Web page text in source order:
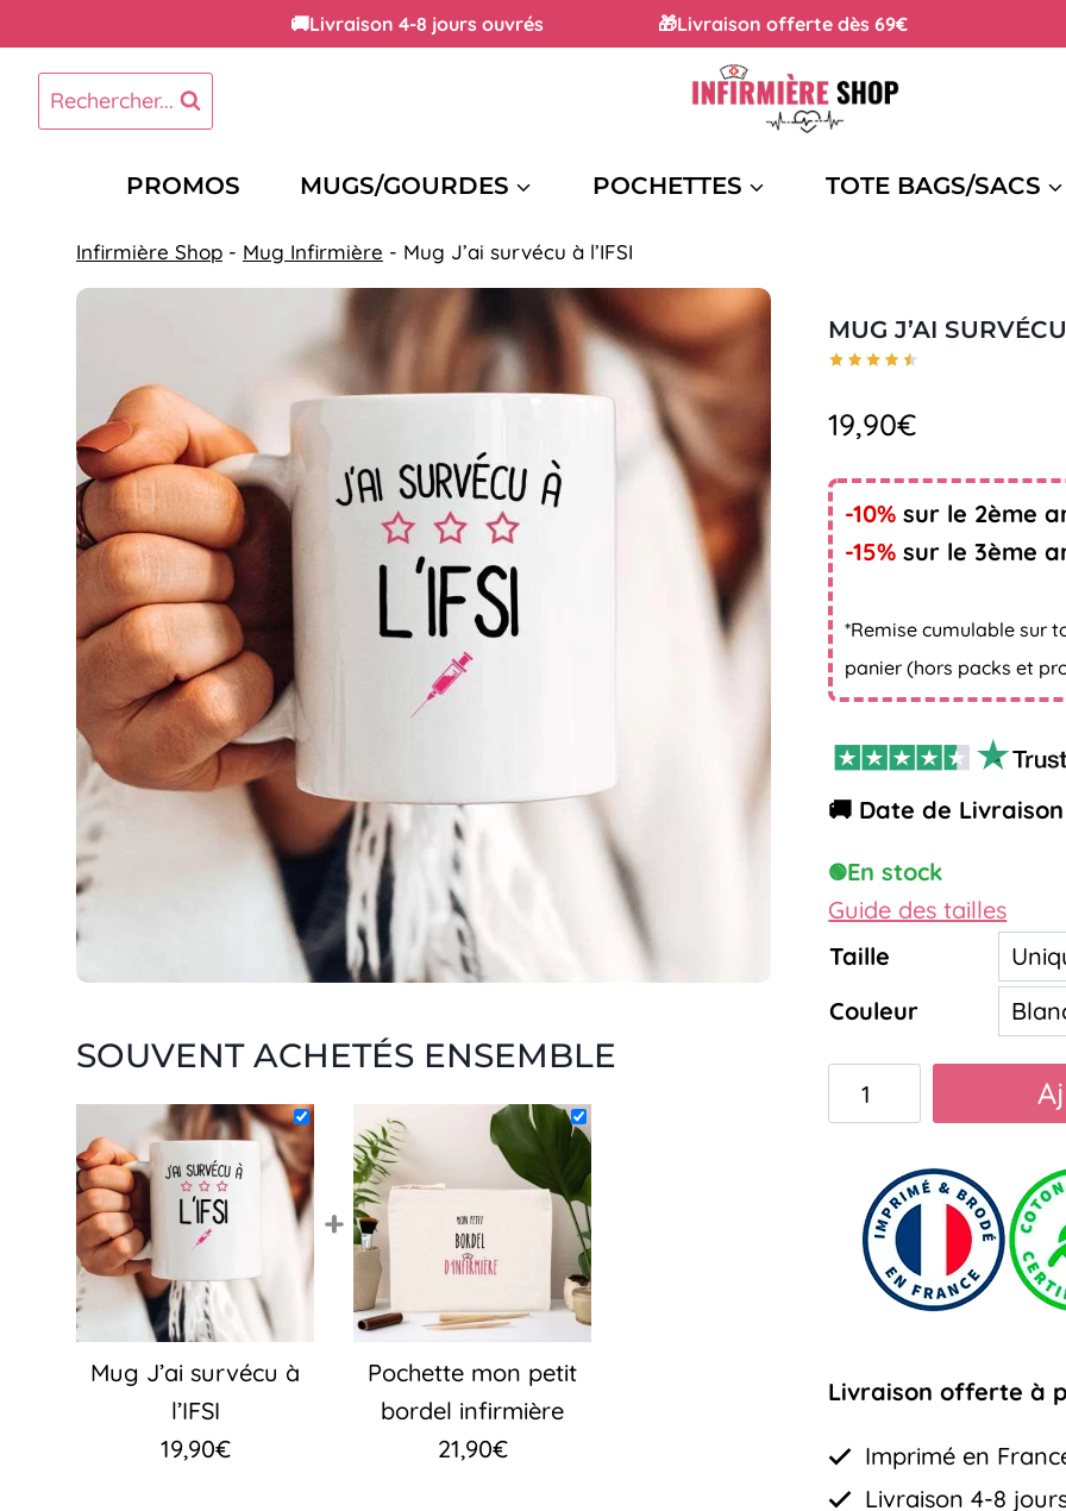
au
contenu
🚚Livraison 4-8 jours ouvrés 🎁Livraison offerte dès 69€ 4,5/
Rechercher...
PROMOS MUGS/GOURDES POCHETTES TOTE BAGS/SACS
Infirmière Shop - Mug Infirmière - Mug J’ai survécu à l’IFSI
MUG J’AI
19,90€
-10% sur le 2ème
-15% sur le 3ème
*Remise cumulable sur
panier (hors packs et
🚚 Date de Livraison
🟢En stock
Guide des tailles
Taille
Couleur
quantité
de
survécu
Livraison offerte à
Imprimé en
Livraison 4-8
SOUVENT ACHETÉS ENSEMBLE
Mug J’ai survécu à
l’IFSI
19,90€
+
Pochette mon petit
bordel infirmière
21,90€